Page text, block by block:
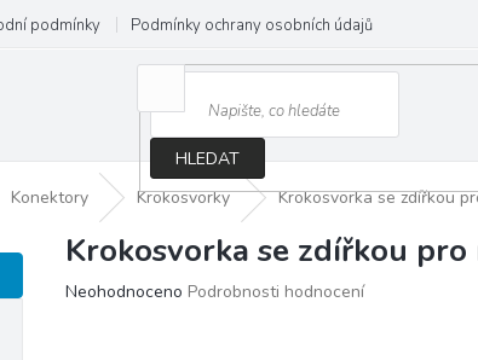
podmínky Podmínky ochrany osobních údajů
HLEDAT
Konektory Krokosvorky Krokosvorka se zdířkou
Krokosvorka se zdířkou
Průměrné
Neohodnoceno Podrobnosti hodnocení